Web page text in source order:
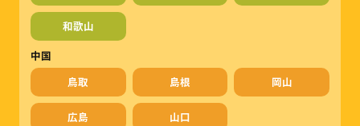
和歌山
中国
鳥取
島根 岡山
広島
山口